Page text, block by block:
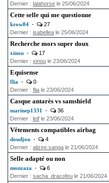
Dernier : lalahorse le 25/06/2024
Cette selle qui me questionne
krow04 -
27
Dernier : isabellea le 25/06/2024
Recherche mors super doux
xinou -
17
Dernier : xinou le 23/06/2024
Equisense
flia -
0
Dernier : flia le 23/06/2024
Casque antarès vs samshield
marinep1331 -
36
Dernier : leif le 23/06/2024
Vêtements compatibles airbag
doudjou -
4
Dernier : alizee.sanga le 21/06/2024
Selle adapté ou non
monzaza -
6
Dernier : sacha_dracofeu le 21/06/2024